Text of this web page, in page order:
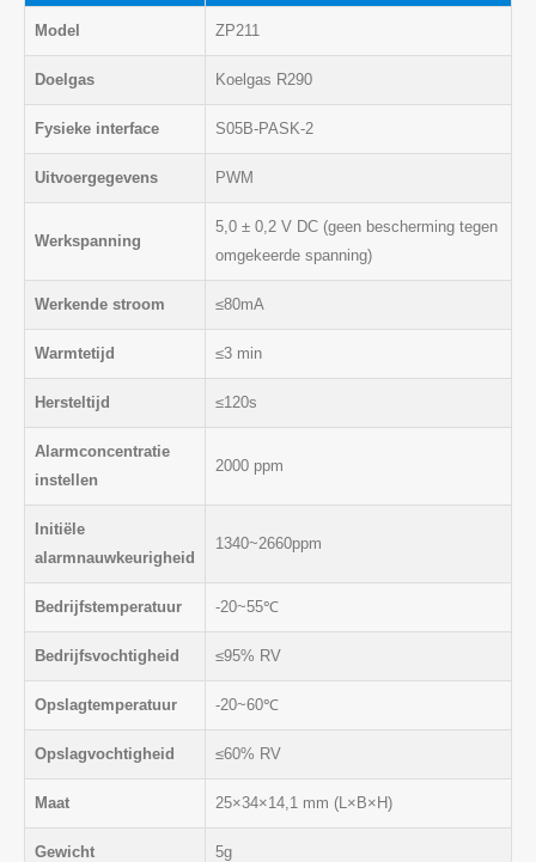
Model ZP211
Doelgas Koelgas R290
Fysieke interface S05B-PASK-2
Uitvoergegevens PWM
Werkspanning
5,0 ± 0,2 V DC (geen bescherming tegen
omgekeerde spanning)
Werkende stroom ≤80mA
Warmtetijd ≤3 min
Hersteltijd ≤120s
Alarmconcentratie
instellen
2000 ppm
Initiële
alarmnauwkeurigheid
1340~2660ppm
Bedrijfstemperatuur -20~55℃
Bedrijfsvochtigheid ≤95% RV
Opslagtemperatuur -20~60℃
Opslagvochtigheid ≤60% RV
Maat 25×34×14,1 mm (L×B×H)
Gewicht 5g